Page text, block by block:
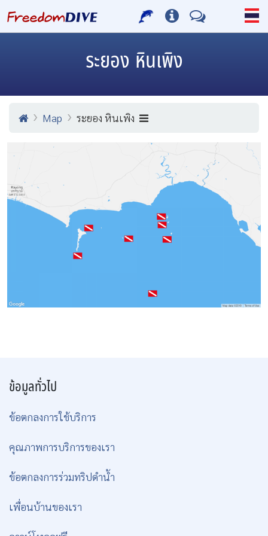
ระยอง หินเพิง
Map ระยอง หินเพิง
ข้อมูลทั่วไป
ข้อตกลงการใช้บริการ
คุณภาพการบริการของเรา
ข้อตกลงการร่วมทริปดำน้ำ
เพื่อนบ้านของเรา